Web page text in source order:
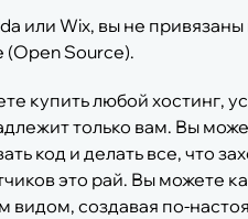
или Wix, вы не
Source).
купить любой хостинг,
только вам. Вы
код и делать все, что
это рай. Вы можете
видом, создавая по-